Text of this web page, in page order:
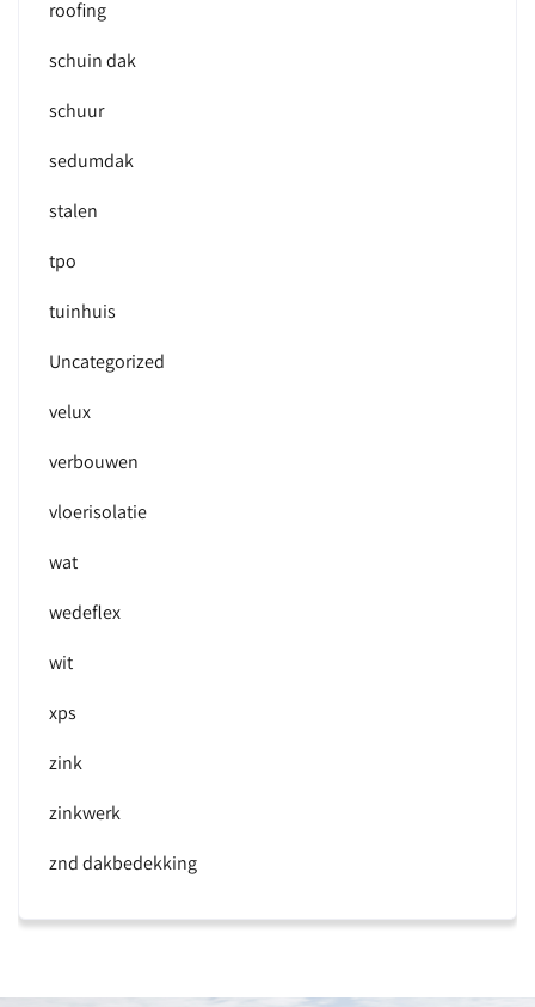
roofing
schuin dak
schuur
sedumdak
stalen
tpo
tuinhuis
Uncategorized
velux
verbouwen
vloerisolatie
wat
wedeflex
wit
xps
zink
zinkwerk
znd dakbedekking